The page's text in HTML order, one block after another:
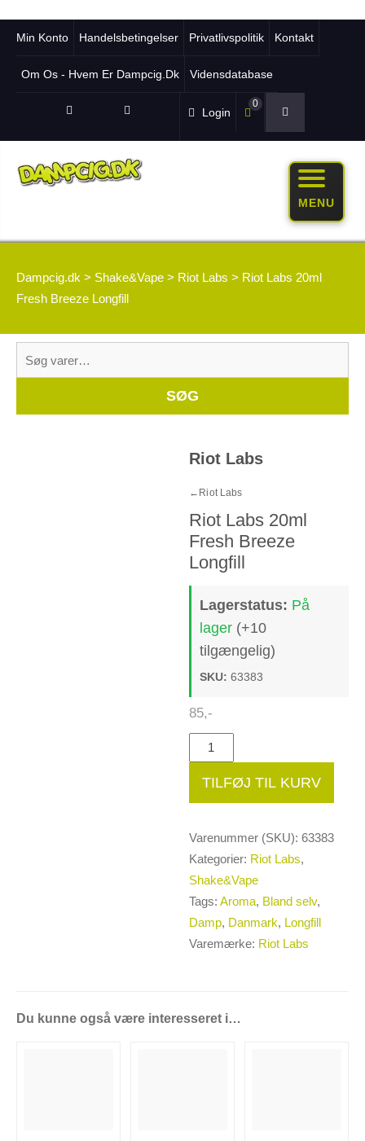
Min Konto Handelsbetingelser Privatlivspolitik Kontakt
Om Os - Hvem Er Dampcig.dk Vidensdatabase
Login
0
MENU
Dampcig.dk > Shake&Vape > Riot Labs > Riot Labs 20ml
Fresh Breeze Longfill
SØG
Riot Labs
← Riot Labs
Riot Labs 20ml
Fresh Breeze
Longfill
Lagerstatus: På
lager (+10
tilgængelig)
SKU: 63383
85,-
Riot
Labs
20ml
Fresh
TILFØJ TIL KURV
Varenummer (SKU):63383
Kategorier: Riot Labs,
Shake&Vape
Tags:Aroma, Bland selv,
Damp, Danmark, Longfill
Varemærke: Riot Labs
Du kunne også være interesseret i…